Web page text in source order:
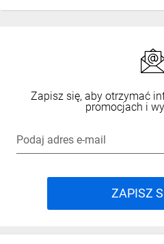
Zapisz się, aby otrzymać
promocjach i
Podaj adres e-mail
ZAPISZ